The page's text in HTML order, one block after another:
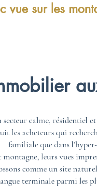
vue sur les
secteur calme,
les acheteurs qui
familiale que dans
leurs vues
comme un site
terminale parmi les